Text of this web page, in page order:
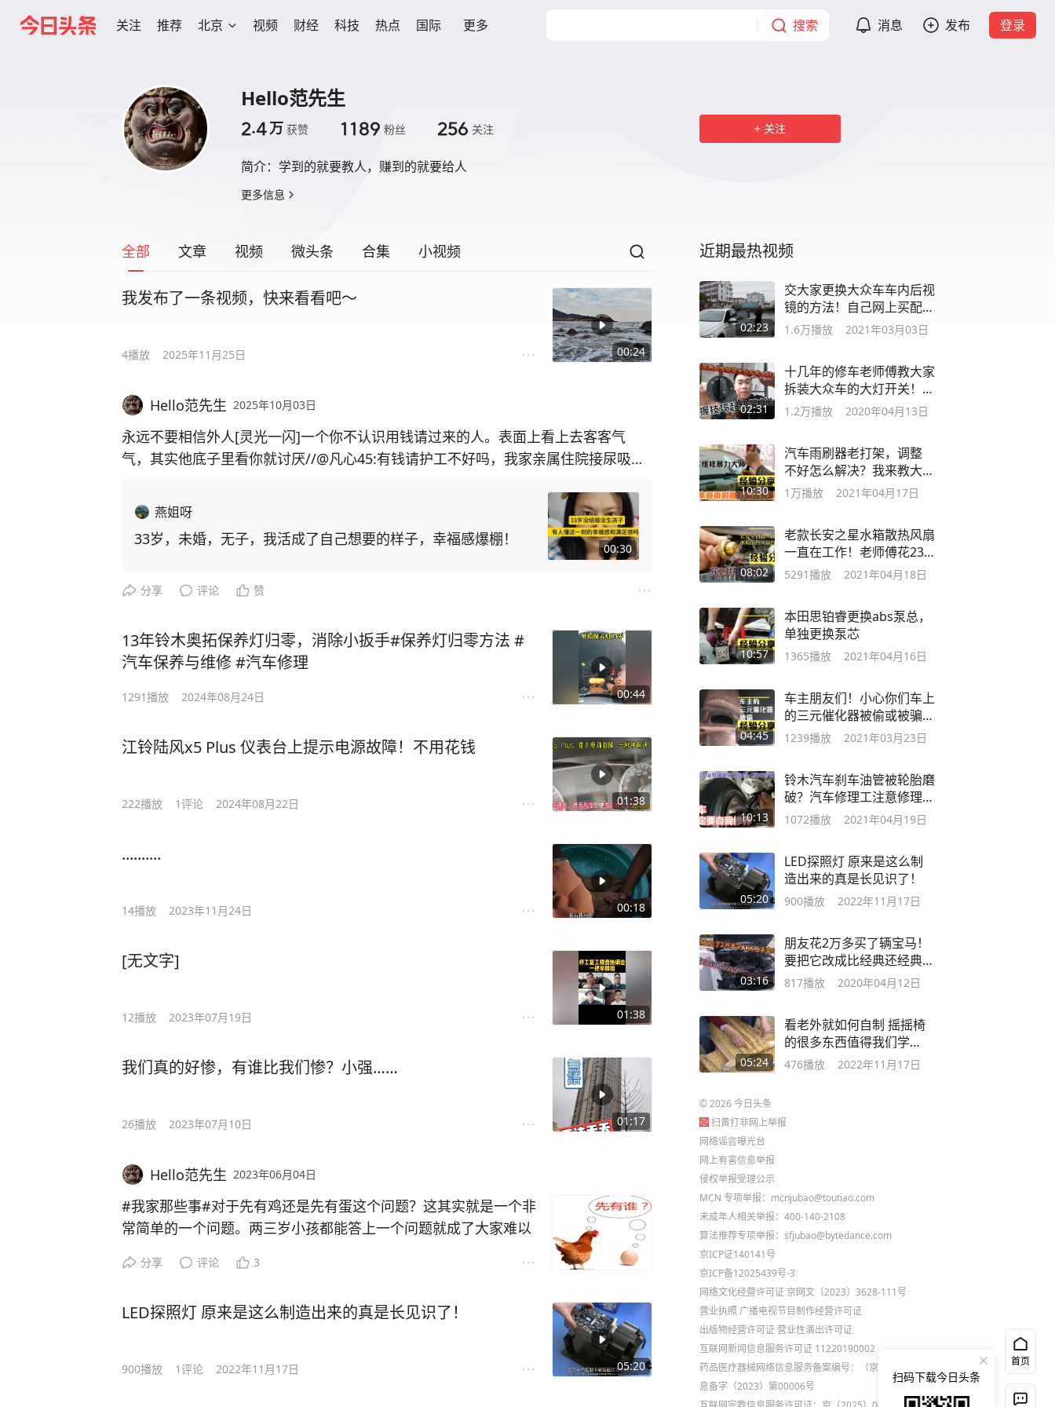
关注 推荐 北京 视频 财经 科技 热点 国际 更多 搜索 消息 发布 登录
Hello范先生
2.4万 获赞 1189 粉丝 256 关注
简介： 学到的就要教人，赚到的就要给人
更多信息
关注
全部 文章 视频 微头条 合集 小视频
00:24
我发布了一条视频，快来看看吧～
4播放 2025年11月25日
Hello范先生 2025年10月03日
永远不要相信外人[灵光一闪]一个你不认识用钱请过来的人。表面上看上去客客气
气，其实他底子里看你就讨厌//@凡心45:有钱请护工不好吗，我家亲属住院接尿吸痰
异多年未婚，还没有孩子，48岁那年生病住院手术，陪床的只有7、80岁的父母[笑哭]
你说幸福不幸福
燕姐呀
33岁，未婚，无子，我活成了自己想要的样子，幸福感爆棚！
00:30
分享 评论 赞
00:44
13年铃木奥拓保养灯归零，消除小扳手#保养灯归零方法 #
汽车保养与维修 #汽车修理
1291播放 2024年08月24日
01:38
江铃陆风x5 Plus 仪表台上提示电源故障！不用花钱
222播放 1评论 2024年08月22日
00:18
..........
14播放 2023年11月24日
01:38
[无文字]
12播放 2023年07月19日
01:17
我们真的好惨，有谁比我们惨？小强……
26播放 2023年07月10日
Hello范先生 2023年06月04日
#我家那些事#对于先有鸡还是先有蛋这个问题？这其实就是一个非
常简单的一个问题。两三岁小孩都能答上一个问题就成了大家难以
先有蛋的话那鸡怎么来的？那我就反问如果是先有蛋的话，那也不
鸡（抛开孵化不谈）正常的说，必须要公鸡和母鸡交配生下来的蛋
先有鸡才有蛋，不用任何解释。
分享 评论 3
05:20
LED探照灯 原来是这么制造出来的真是长见识了！
900播放 1评论 2022年11月17日
近期最热视频
02:23
交大家更换大众车车内后视
镜的方法！自己网上买配件
安装，省钱
1.6万播放 2021年03月03日
02:31
十几年的修车老师傅教大家
拆装大众车的大灯开关！技
巧非常简单
1.2万播放 2020年04月13日
10:30
汽车雨刷器老打架，调整
不好怎么解决？我来教大
家一步到位
1万播放 2021年04月17日
08:02
老款长安之星水箱散热风扇
一直在工作！老师傅花23块
钱解决。
5291播放 2021年04月18日
10:57
本田思铂睿更换abs泵总，
单独更换泵芯
1365播放 2021年04月16日
04:45
车主朋友们！小心你们车上
的三元催化器被偷或被骗下
来卖掉！警惕
1239播放 2021年03月23日
10:13
铃木汽车刹车油管被轮胎磨
破？汽车修理工注意修理细
节很重要……
1072播放 2021年04月19日
05:20
LED探照灯 原来是这么制
造出来的真是长见识了！
900播放 2022年11月17日
03:16
朋友花2万多买了辆宝马！
要把它改成比经典还经典
的车能成功吗？
817播放 2020年04月12日
05:24
看老外就如何自制 摇摇椅
的很多东西值得我们学
习！
476播放 2022年11月17日
©2026今日头条
扫黄打非网上举报
网络谣言曝光台
网上有害信息举报
侵权举报受理公示
MCN 专项举报：mcnjubao@toutiao.com
未成年人相关举报：400-140-2108
算法推荐专项举报：sfjubao@bytedance.com
京ICP证140141号
京ICP备12025439号-3
网络文化经营许可证 京网文〔2023〕3628-111号
营业执照 广播电视节目制作经营许可证
出版物经营许可证 营业性演出许可证
互联网新闻信息服务许可证 11220190002
药品医疗器械网络信息服务备案编号：（京）网药械信
息备字（2023）第00006号
首页
扫码下载今日头条